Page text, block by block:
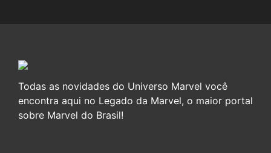
Todas as novidades do Universo Marvel você
encontra aqui no Legado da Marvel, o maior portal
sobre Marvel do Brasil!